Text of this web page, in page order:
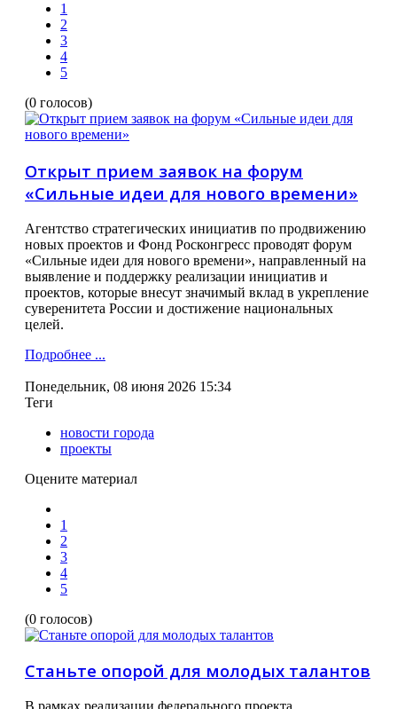
1
2
3
4
5
(0 голосов)
Открыт прием заявок на форум
«Сильные идеи для нового времени»
Агентство стратегических инициатив по продвижению
новых проектов и Фонд Росконгресс проводят форум
«Сильные идеи для нового времени», направленный на
выявление и поддержку реализации инициатив и
проектов, которые внесут значимый вклад в укрепление
суверенитета России и достижение национальных
целей.
Подробнее ...
Понедельник, 08 июня 2026 15:34
Теги
новости города
проекты
Оцените материал
1
2
3
4
5
(0 голосов)
Станьте опорой для молодых талантов